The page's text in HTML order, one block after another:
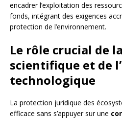
encadrer l’exploitation des
fonds, intégrant des exigences
protection de l’environnement.
Le rôle crucial de
scientifique et de
technologique
La protection juridique des
efficace sans s’appuyer sur une